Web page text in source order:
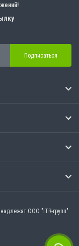
Подписаться
ООО "ITR-групп"